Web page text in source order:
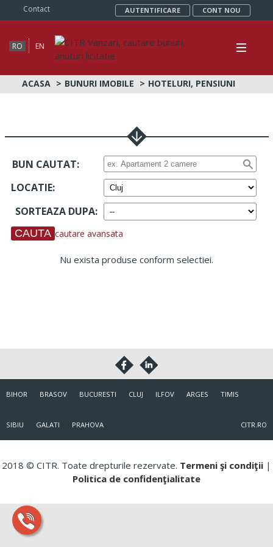
Contact AUTENTIFICARE CONT NOU
RO EN
ACASA BUNURI IMOBILE HOTELURI, PENSIUNI
BUN CAUTAT:
LOCATIE:
SORTEAZA DUPA:
cautare avansata
Nu exista produse conform selectiei.
BIHOR BRASOV BUCURESTI CLUJ ILFOV ARGES TIMIS
SIBIU GALATI PRAHOVA CITR.RO
2018 © CITR. Toate drepturile rezervate. Termeni şi condiţii |
Politica de confidenţialitate